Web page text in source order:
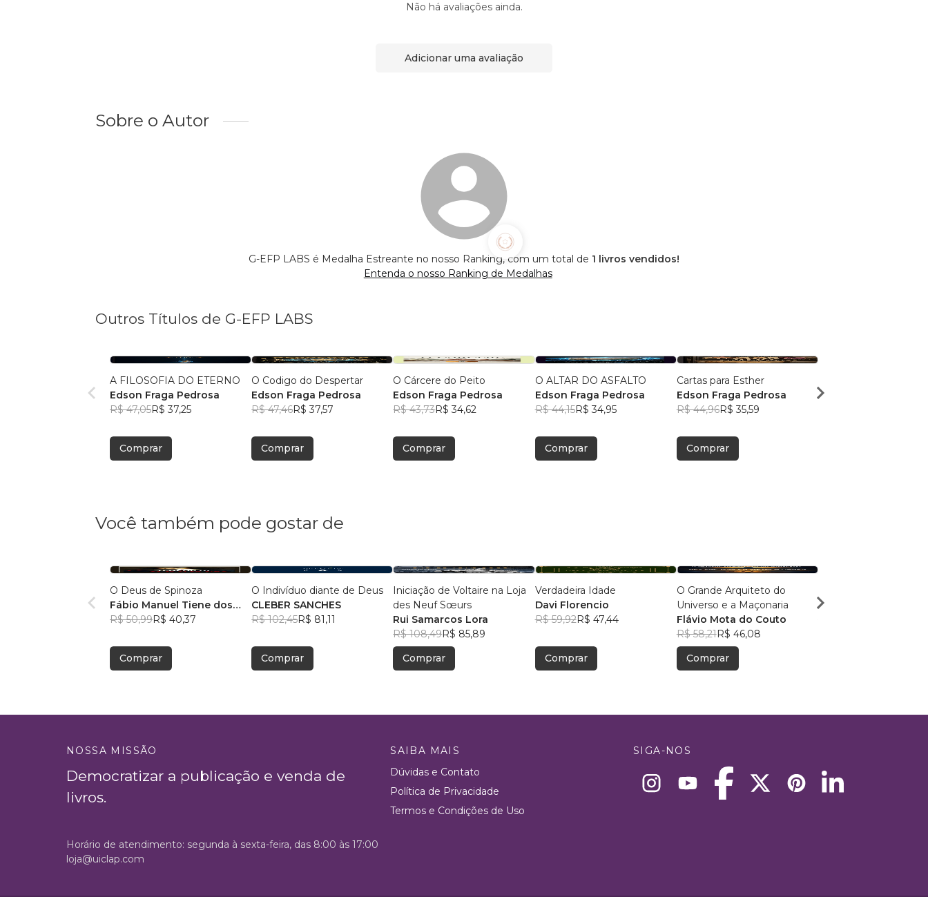
Não há avaliações ainda.
Adicionar uma avaliação
Sobre o Autor
G-EFP LABS é Medalha Estreante no nosso Ranking, com um total de 1 livros vendidos!
Entenda o nosso Ranking de Medalhas
Outros Títulos de G-EFP LABS
A FILOSOFIA DO ETERNO
Edson Fraga Pedrosa
R$ 47,05R$ 37,25
Comprar
O Codigo do Despertar
Edson Fraga Pedrosa
R$ 47,46R$ 37,57
Comprar
O Cárcere do Peito
Edson Fraga Pedrosa
R$ 43,73R$ 34,62
Comprar
O ALTAR DO ASFALTO
Edson Fraga Pedrosa
R$ 44,15R$ 34,95
Comprar
Cartas para Esther
Edson Fraga Pedrosa
R$ 44,96R$ 35,59
Comprar
Edson Fraga Pedrosa
Você também pode gostar de
O Deus de Spinoza
Fábio Manuel Tiene dos
Santos
R$ 50,99R$ 40,37
Comprar
O Indivíduo diante de Deus
CLEBER SANCHES
R$ 102,45R$ 81,11
Comprar
Iniciação de Voltaire na Loja
des Neuf Sœurs
Rui Samarcos Lora
R$ 108,49R$ 85,89
Comprar
Verdadeira Idade
Davi Florencio
R$ 59,92R$ 47,44
Comprar
O Grande Arquiteto do
Universo e a Maçonaria
Flávio Mota do Couto
R$ 58,21R$ 46,08
Comprar
Diego Franzen
NOSSA MISSÃO
Democratizar a publicação e venda de
livros.
SAIBA MAIS
Dúvidas e Contato
Política de Privacidade
Termos e Condições de Uso
SIGA-NOS
Horário de atendimento: segunda à sexta-feira, das 8:00 às 17:00
loja@uiclap.com